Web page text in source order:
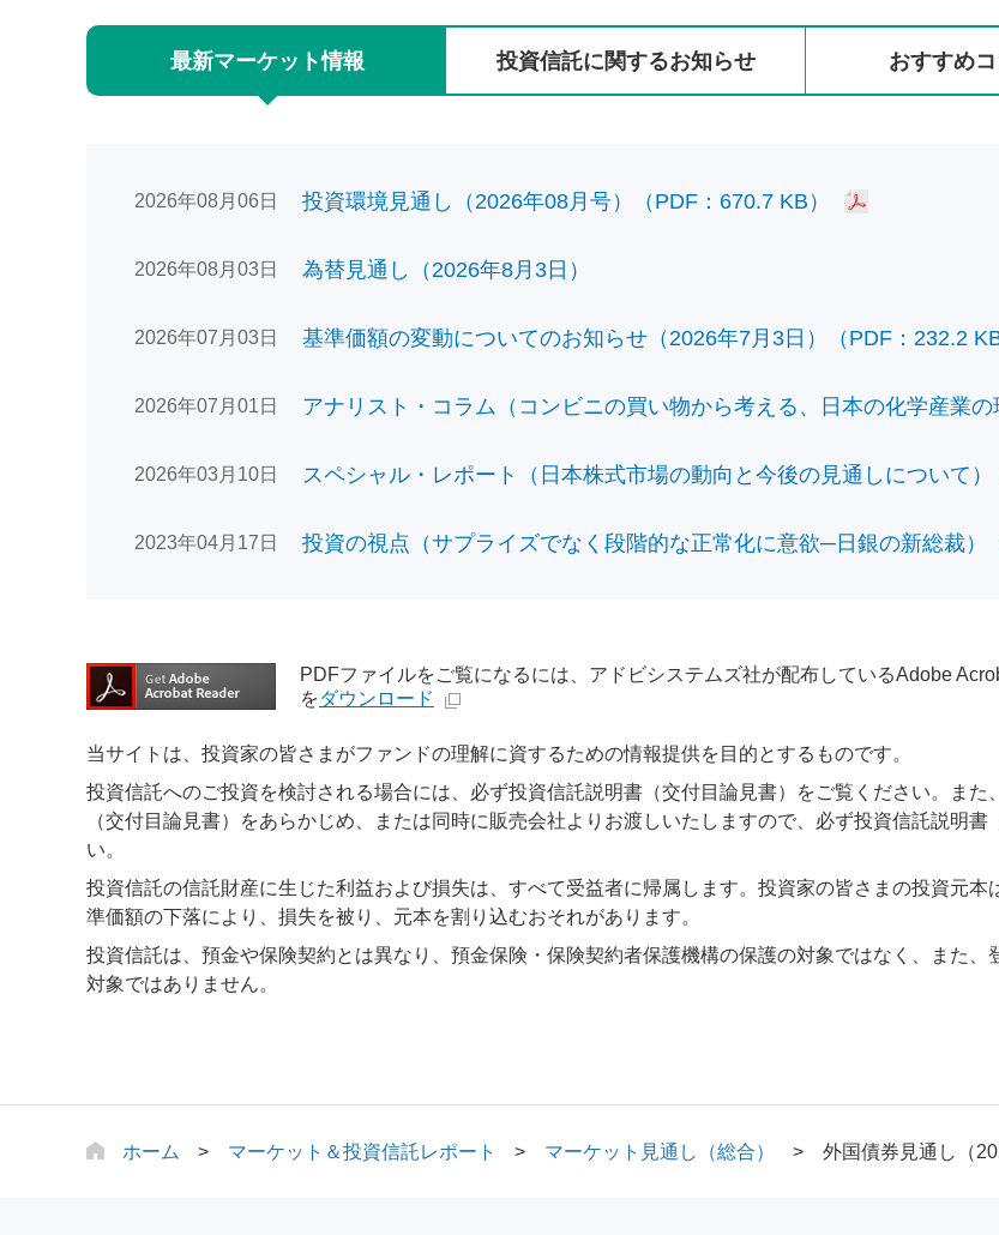
最新マーケット情報 投資信託に関するお知らせ おすすめ
2026年08月06日 投資環境見通し（2026年08月号）（PDF：670.7 KB）
2026年08月03日 為替見通し（2026年8月3日）
2026年07月03日 基準価額の変動についてのお知らせ（2026年7月3日）（PDF：232.2 KB
2026年07月01日 アナリスト・コラム（コンビニの買い物から考える、日本の化学産業の
2026年03月10日 スペシャル・レポート（日本株式市場の動向と今後の見通しについて）
2023年04月17日 投資の視点（サプライズでなく段階的な正常化に意欲─日銀の新総裁）
PDFファイルをご覧になるには、アドビシステムズ社が配布しているAdobe
をダウンロード
当サイトは、投資家の皆さまがファンドの理解に資するための情報提供を目的とするものです。
投資信託へのご投資を検討される場合には、必ず投資信託説明書（交付目論見書）をご覧ください。ま
（交付目論見書）をあらかじめ、または同時に販売会社よりお渡しいたしますので、必ず投資信託説明
い。
投資信託の信託財産に生じた利益および損失は、すべて受益者に帰属します。投資家の皆さまの投資元
準価額の下落により、損失を被り、元本を割り込むおそれがあります。
投資信託は、預金や保険契約とは異なり、預金保険・保険契約者保護機構の保護の対象ではなく、また
対象ではありません。
ホーム マーケット＆投資信託レポート マーケット見通し（総合） 外国債券見通し（